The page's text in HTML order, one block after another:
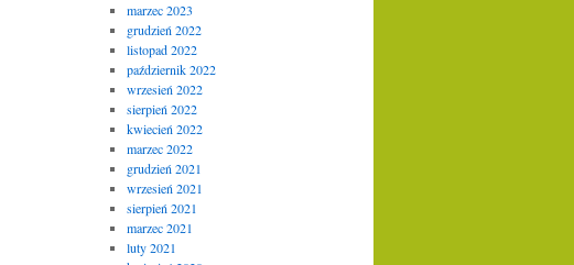
marzec 2023
grudzień 2022
listopad 2022
październik 2022
wrzesień 2022
sierpień 2022
kwiecień 2022
marzec 2022
grudzień 2021
wrzesień 2021
sierpień 2021
marzec 2021
luty 2021